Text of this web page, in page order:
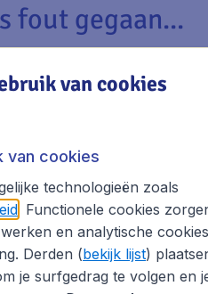
fout gegaan...
van cookies
van cookies
technologieën zoals
. Functionele cookies
en analytische cookies
Derden (bekijk lijst)
je surfgedrag te volgen en